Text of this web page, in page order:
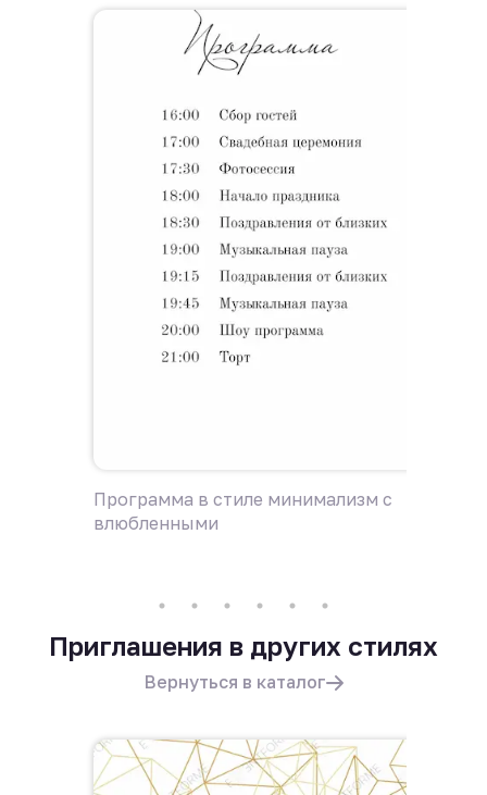
Программа в стиле минимализм с
влюбленными
Приглашения в других стилях
Вернуться в каталог